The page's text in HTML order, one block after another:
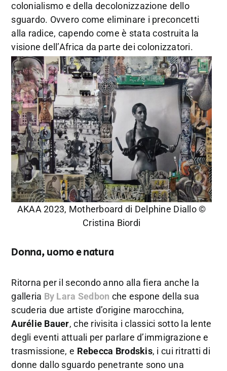
colonialismo e della decolonizzazione dello
sguardo. Ovvero come eliminare i preconcetti
alla radice, capendo come è stata costruita la
visione dell’Africa da parte dei colonizzatori.
AKAA 2023, Motherboard di Delphine Diallo ©
Cristina Biordi
Donna, uomo e natura
Ritorna per il secondo anno alla fiera anche la
galleria By Lara Sedbon che espone della sua
scuderia due artiste d’origine marocchina,
Aurélie Bauer, che rivisita i classici sotto la lente
degli eventi attuali per parlare d’immigrazione e
trasmissione, e Rebecca Brodskis, i cui ritratti di
donne dallo sguardo penetrante sono una